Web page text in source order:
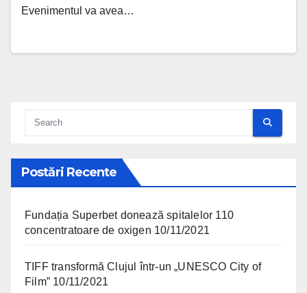
Evenimentul va avea…
Postări Recente
Fundația Superbet donează spitalelor 110
concentratoare de oxigen 10/11/2021
TIFF transformă Clujul într-un „UNESCO City of
Film” 10/11/2021